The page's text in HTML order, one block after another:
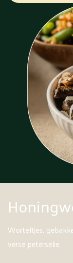
Worteltjes,
verse peterselie.